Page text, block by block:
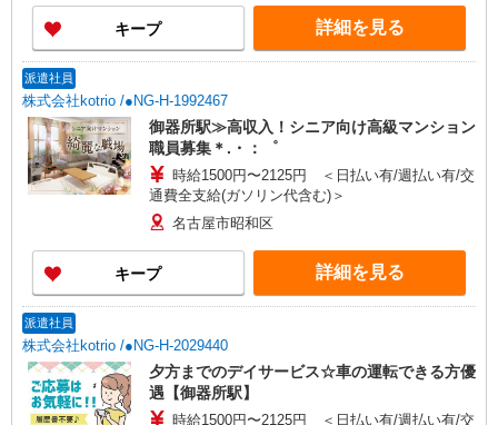
キープ 詳細を見る
派遣社員
株式会社kotrio /●NG-H-1992467
御器所駅≫高収入！シニア向け高級マンション
職員募集＊.・：゜
時給1500円〜2125円 ＜日払い有/週払い有/交
通費全支給(ガソリン代含む)＞
名古屋市昭和区
キープ 詳細を見る
派遣社員
株式会社kotrio /●NG-H-2029440
夕方までのデイサービス☆車の運転できる方優
遇【御器所駅】
時給1500円〜2125円 ＜日払い有/週払い有/交